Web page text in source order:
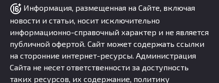
Информация, размещенная на Сайте, включая
новости и статьи, носит исключительно
информационно-справочный характер и не является
публичной офертой. Сайт может содержать ссылки
на сторонние интернет-ресурсы. Администрация
Сайта не несет ответственности за доступность
таких ресурсов, их содержание, политику